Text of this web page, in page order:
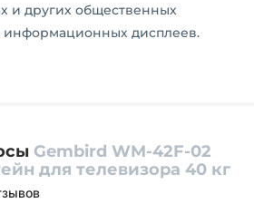
и других общественных
дисплеев.
Gembird WM-42F-02
для телевизора 40 кг